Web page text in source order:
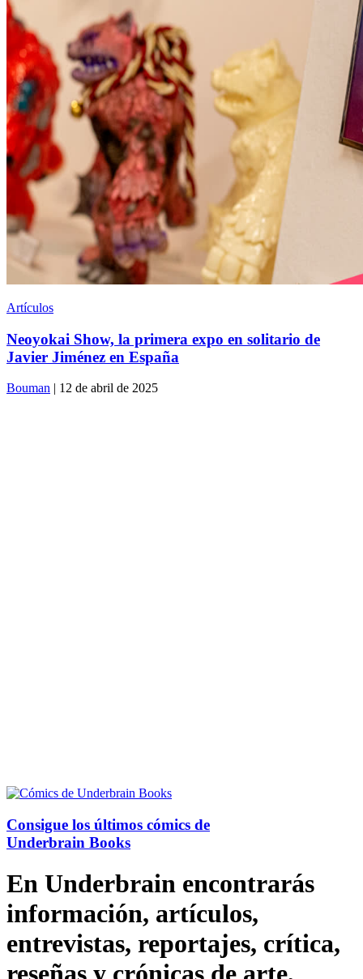
Artículos
Neoyokai Show, la primera expo en solitario de
Javier Jiménez en España
Bouman | 12 de abril de 2025
Consigue los últimos cómics de
Underbrain Books
En Underbrain encontrarás
información, artículos,
entrevistas, reportajes, crítica,